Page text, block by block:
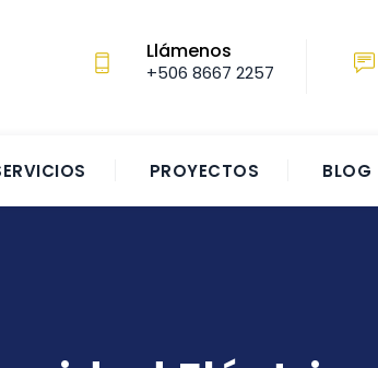
Llámenos
+506 8667 2257‬
PROYECTOS BLOG